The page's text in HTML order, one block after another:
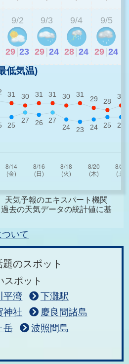
9/2
29 23
9/3
29 24
9/4
28 24
9/5
29 24
低気温)
気予報のエキスパート機関
去の天気データの統計値に基
いて
題のスポット
スポット
平湾
下灘駅
神社
慶良間諸島
岳
波照間島